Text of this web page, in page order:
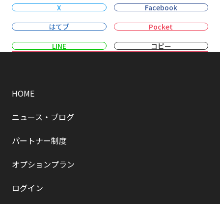
X
Facebook
はてブ
Pocket
LINE
コピー
HOME
ニュース・ブログ
パートナー制度
オプションプラン
ログイン